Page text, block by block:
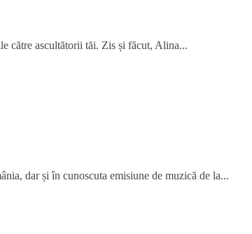
către ascultătorii tăi. Zis și făcut, Alina...
dar și în cunoscuta emisiune de muzică de la...